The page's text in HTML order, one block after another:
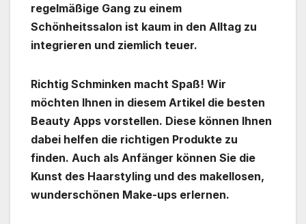
regelmäßige Gang zu einem
Schönheitssalon ist kaum in den Alltag zu
integrieren und ziemlich teuer.
Richtig Schminken macht Spaß! Wir
möchten Ihnen in diesem Artikel die besten
Beauty Apps vorstellen. Diese können Ihnen
dabei helfen die richtigen Produkte zu
finden. Auch als Anfänger können Sie die
Kunst des Haarstyling und des makellosen,
wunderschönen Make-ups erlernen.